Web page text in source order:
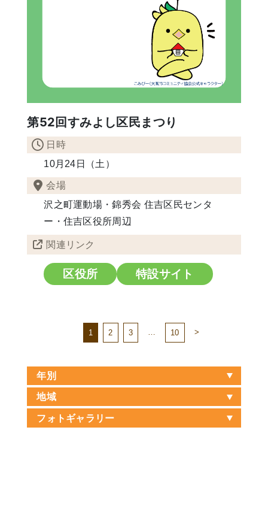
第52回すみよし区民まつり
日時
10月24日（土）
会場
沢之町運動場・錦秀会 住吉区民センタ
ー・住吉区役所周辺
関連リンク
区役所 特設サイト
1 2 3 10 >
年別
地域
フォトギャラリー